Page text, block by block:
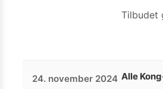
Tilbudet
24. november 2024 Alle